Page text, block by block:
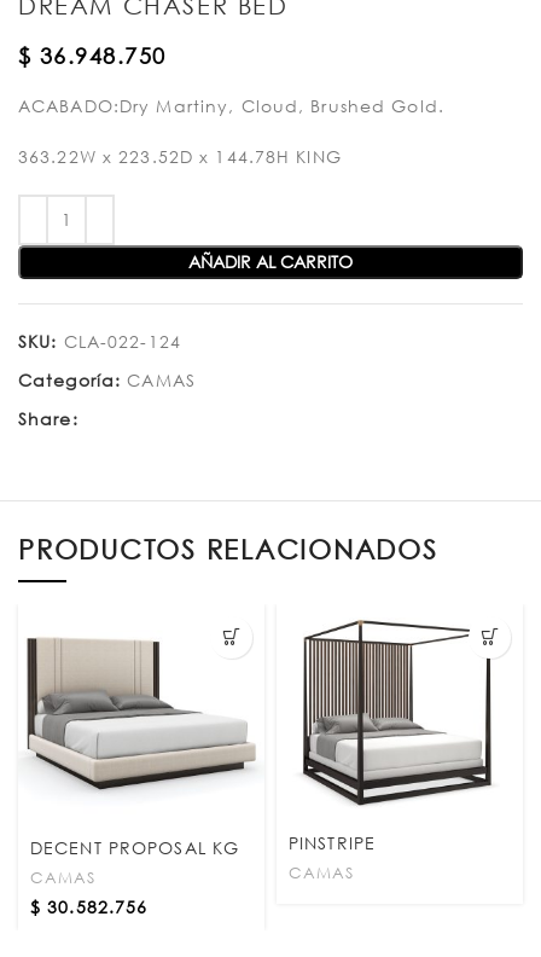
$ 36.948.750
ACABADO:Dry Martiny, Cloud, Brushed Gold.
363.22W x 223.52D x 144.78H KING
AÑADIR AL CARRITO
SKU: CLA-022-124
Categoría: CAMAS
Share:
PRODUCTOS RELACIONADOS
DECENT PROPOSAL KG
CAMAS
$ 30.582.756
PINSTRIPE
CAMAS